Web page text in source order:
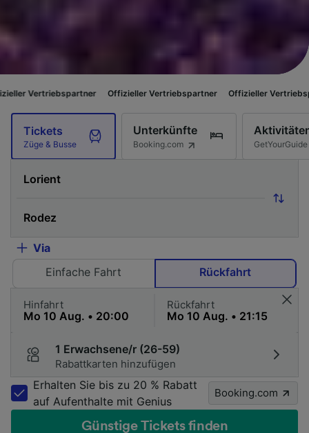
Offizieller Vertriebspartner Offizieller Vertriebspartner
Tickets
Züge & Busse
Unterkünfte
Booking.com GetYourGuide
Via
Einfache Fahrt
Rückfahrt
Hinfahrt Rückfahrt
1 Erwachsene/r (26-59)
Rabattkarten hinzufügen
Erhalten Sie bis zu 20 % Rabatt
auf Aufenthalte mit Genius
Booking.com
Günstige Tickets finden